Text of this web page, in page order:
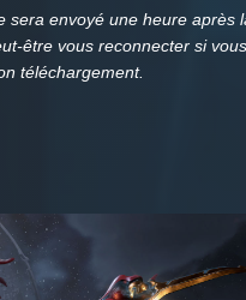
sera envoyé une heure après
être vous reconnecter si
téléchargement.